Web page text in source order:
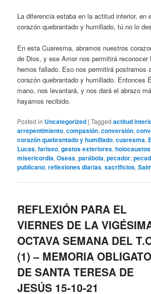
La diferencia estaba en la actitud interior, en
corazón quebrantado y humillado, tú no lo
En esta Cuaresma, abramos nuestros
de Dios, y ese Amor nos permitirá
hemos fallado. Eso nos permitirá postrarnos
corazón quebrantado y humillado. Entonces
mano, nos levantará, y nos dará el abrazo
hayamos recibido.
Posted in Uncategorized |Tagged actitud
arrepentimiento,compasión,conversión,
corazón quebrantado y humillado,cuaresma,
Lucas,fariseo,gestos exteriores,holocaustos
misericordia,Oseas,parábola,pecador,
publicano,reflexiones diarias,sacrificios,
REFLEXIÓN PARA EL
VIERNES DE LA
OCTAVA SEMANA DEL
(1) – MEMORIA
DE SANTA TERESA DE
JESÚS 15-10-21